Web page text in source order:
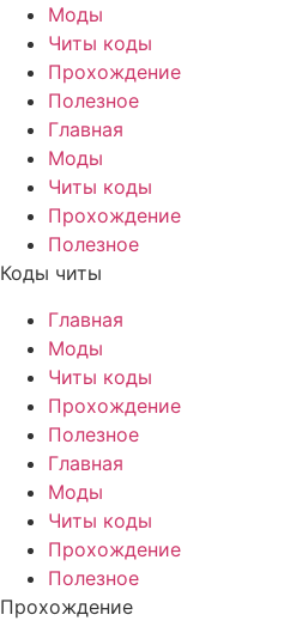
Моды
Читы коды
Прохождение
Полезное
Главная
Моды
Читы коды
Прохождение
Полезное
Коды читы
Главная
Моды
Читы коды
Прохождение
Полезное
Главная
Моды
Читы коды
Прохождение
Полезное
Прохождение